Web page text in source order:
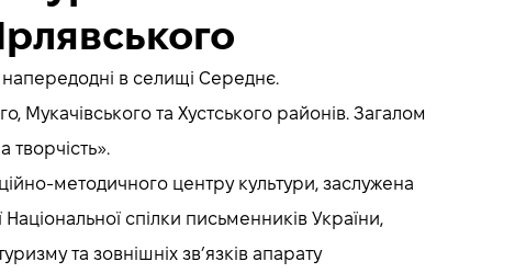
напередодні в селищі Середнє.
Мукачівського та Хустського районів. Загалом
творчість».
методичного центру культури, заслужена
спілки письменників України,
та зовнішніх зв’язків апарату